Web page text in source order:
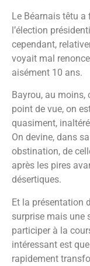
Le Béarnais têtu
l’élection
cependant,
voyait mal
aisément 10 ans.
Bayrou, au moins,
point de vue, on
quasiment,
On devine, dans
obstination, de
après les pires
désertiques.
Et la présentation
surprise mais une
participer à la
intéressant est
rapidement